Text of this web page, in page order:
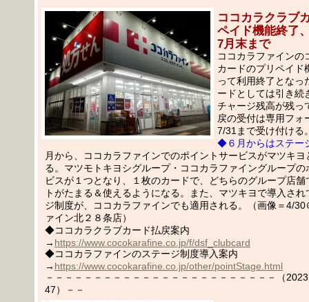
ココカラクラブ
ペイド機能終了
7月末まで
ココカラファインの
カードのプリペイド
って利用終了となっ
ードとしては引き続
チャージ残高が残っ
戻の受付は専用フォ
7/31まで受け付ける
◆６月からはステー
月から、ココカラファインでのポイントサービスがマツキヨ
る。マツモトキヨシグループ・ココカラファイングループの
ビスが１つとなり、１枚のカードで、どちらのグループ店舗
トがたまる＆使えるようになる。また、マツキヨで導入さ
ジ制度が、ココカラファインでも適用される。（画像＝4/30
ァイン北２８条店）
◆ココカラクラブカード払戻案内
→ https://www.cocokarafine.co.jp/f/dsf_clubcard
◆ココカラファインのステージ制度導入案内
→ https://www.cocokarafine.co.jp/other/pointStage.html
－－－－－－－－－－－－－－－－－－－－－－－－（
47）－－